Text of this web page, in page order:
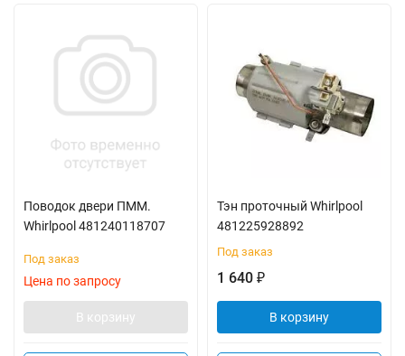
Поводок двери ПММ.
Whirlpool 481240118707
Под заказ
Цена по запросу
В корзину
Тэн проточный Whirlpool
481225928892
Под заказ
1 640 ₽
В корзину